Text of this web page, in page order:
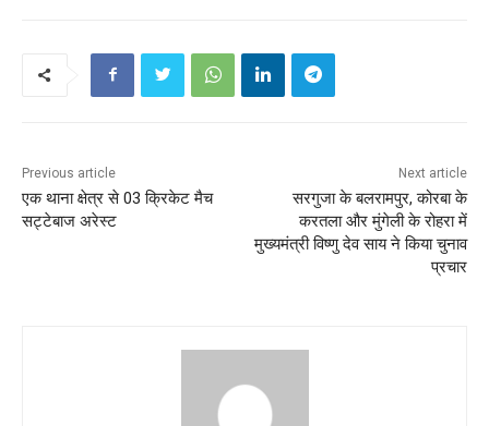
Previous article
एक थाना क्षेत्र से 03 क्रिकेट मैच
सट्टेबाज अरेस्ट
Next article
सरगुजा के बलरामपुर, कोरबा के
करतला और मुंगेली के रोहरा में
मुख्यमंत्री विष्णु देव साय ने किया चुनाव
प्रचार